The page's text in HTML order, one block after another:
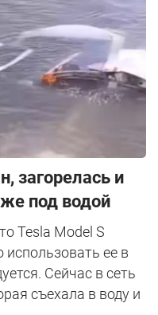
загорелась и
под водой
Tesla Model S
использовать ее в
Сейчас в сеть
съехала в воду и